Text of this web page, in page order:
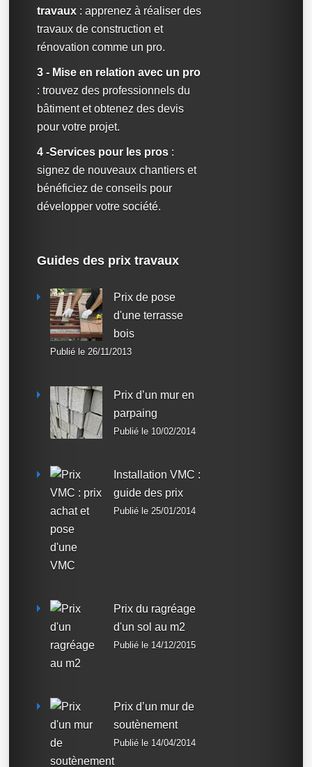
travaux : apprenez à réaliser des
travaux de construction et
rénovation comme un pro.
3 - Mise en relation avec un pro
: trouvez des professionnels du
bâtiment et obtenez des devis
pour votre projet.
4 -Services pour les pros :
signez de nouveaux chantiers et
bénéficiez de conseils pour
développer votre société.
Guides des prix travaux
Prix de pose
d'une terrasse
bois
Publié le 26/11/2013
Prix d’un mur en
parpaing
Publié le 10/02/2014
Installation VMC :
guide des prix
Publié le 25/01/2014
Prix du ragréage
d'un sol au m2
Publié le 14/12/2015
Prix d’un mur de
soutènement
Publié le 14/04/2014